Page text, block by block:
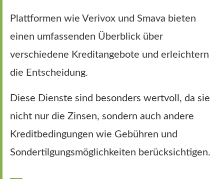
Plattformen wie Verivox und Smava bieten
einen umfassenden Überblick über
verschiedene Kreditangebote und erleichtern
die Entscheidung.
Diese Dienste sind besonders wertvoll, da sie
nicht nur die Zinsen, sondern auch andere
Kreditbedingungen wie Gebühren und
Sondertilgungsmöglichkeiten berücksichtigen.